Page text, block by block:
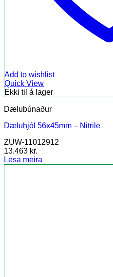
Add to wishlist
Quick View
Ekki til á lager
Dælubúnaður
Dæluhjól 56x45mm – Nitrile
ZUW-11012912
13.463 kr.
Lesa meira